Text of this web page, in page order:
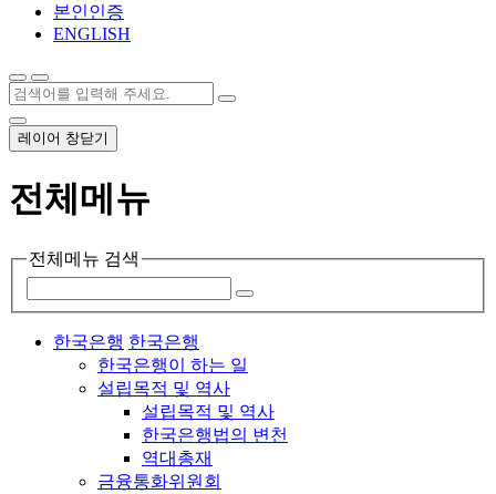
본인인증
ENGLISH
레이어 창닫기
전체메뉴
전체메뉴 검색
한국은행 한국은행
한국은행이 하는 일
설립목적 및 역사
설립목적 및 역사
한국은행법의 변천
역대총재
금융통화위원회